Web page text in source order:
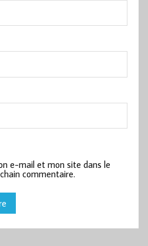
e-mail et mon site dans le
commentaire.